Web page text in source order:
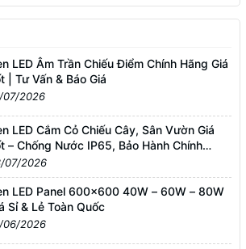
LED Âm Trần Chiếu Điểm Chính Hãng Giá
| Tư Vấn & Báo Giá
07/2026
LED Cắm Cỏ Chiếu Cây, Sân Vườn Giá
– Chống Nước IP65, Bảo Hành Chính
07/2026
LED Panel 600x600 40W – 60W – 80W
Sỉ & Lẻ Toàn Quốc
06/2026